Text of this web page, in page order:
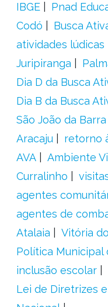
IBGE
Pnad
Codó
Busca
atividades lúdicas
Juripiranga
Dia D da Busca
Dia B da Busca
São João da Barra
Aracaju
retorno
AVA
Ambiente
Curralinho
agentes
agentes de
Atalaia
Vitória
Política Municipal
inclusão escolar
Lei de Diretrizes